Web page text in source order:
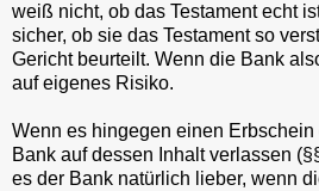
weiß nicht, ob das Testament echt
sicher, ob sie das Testament so
Gericht beurteilt. Wenn die Bank
auf eigenes Risiko.
Wenn es hingegen einen
Bank auf dessen Inhalt verlassen
es der Bank natürlich lieber, wenn